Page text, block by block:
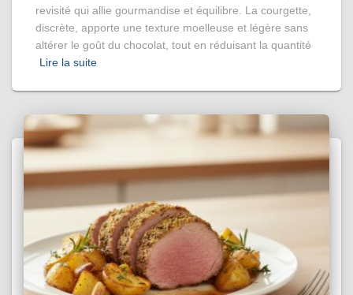
revisité qui allie gourmandise et équilibre. La courgette,
discrète, apporte une texture moelleuse et légère sans
altérer le goût du chocolat, tout en réduisant la quantité
Lire la suite